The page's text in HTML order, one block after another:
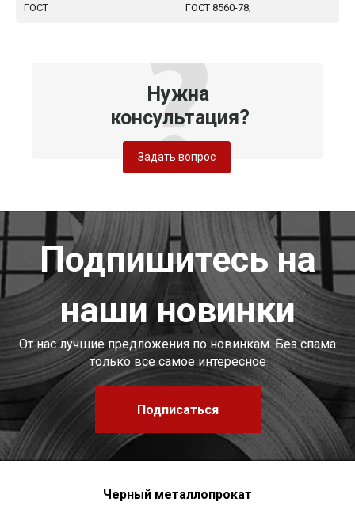
ГОСТ ГОСТ 8560-78;
Нужна
консультация?
Задать вопрос
Подпишитесь на
наши новинки
От нас лучшие предложения по новинкам. Без спама
только все самое интересное
Подписаться
Черный металлопрокат